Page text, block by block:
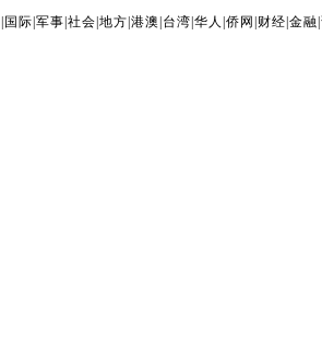
国际 |军事 |社会 |地方 |港澳 台湾 |华人 |侨网 财经 |金融 |